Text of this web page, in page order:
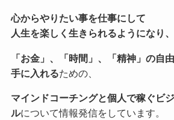
心からやりたい事を仕事にして
人生を楽しく生きられるようになり、
「お金」、「時間」、「精神」の自
手に入れるための、
マインドコーチングと個人で稼ぐビ
ルについて情報発信をしています。